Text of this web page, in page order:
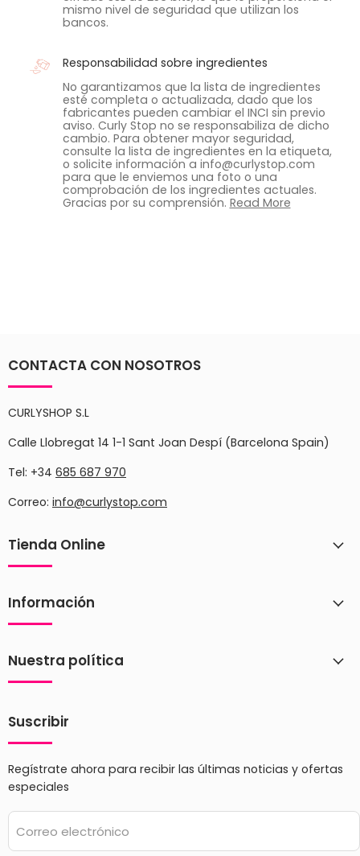
mismo nivel de seguridad que utilizan los
bancos.
Responsabilidad sobre ingredientes
No garantizamos que la lista de ingredientes
esté completa o actualizada, dado que los
fabricantes pueden cambiar el INCI sin previo
aviso. Curly Stop no se responsabiliza de dicho
cambio. Para obtener mayor seguridad,
consulte la lista de ingredientes en la etiqueta,
o solicite información a info@curlystop.com
para que le enviemos una foto o una
comprobación de los ingredientes actuales.
Gracias por su comprensión. Read More
CONTACTA CON NOSOTROS
CURLYSHOP S.L
Calle Llobregat 14 1-1 Sant Joan Despí (Barcelona Spain)
Tel: +34 685 687 970
Correo: info@curlystop.com
Tienda Online
Información
Nuestra política
Suscribir
Regístrate ahora para recibir las últimas noticias y ofertas
especiales
Correo electrónico